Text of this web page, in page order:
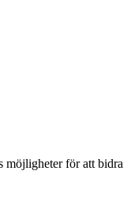
möjligheter för att bidra